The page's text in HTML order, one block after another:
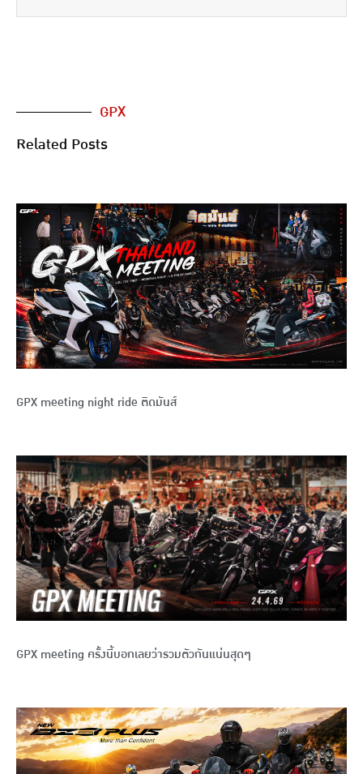
GPX
Related Posts
GPX meeting night ride ติดมันส์
GPX meeting ครั้งนี้บอกเลยว่ารวมตัวกันแน่นสุดๆ